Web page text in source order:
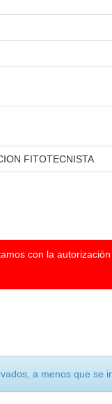
FITOTECNISTA
con la
a menos que se